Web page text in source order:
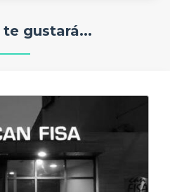
gustará...